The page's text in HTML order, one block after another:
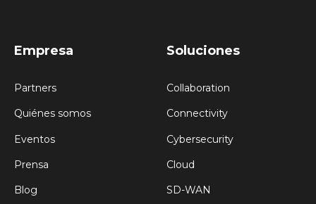
Empresa
Partners
Quiénes somos
Eventos
Prensa
Blog
Soluciones
Collaboration
Connectivity
Cybersecurity
Cloud
SD-WAN